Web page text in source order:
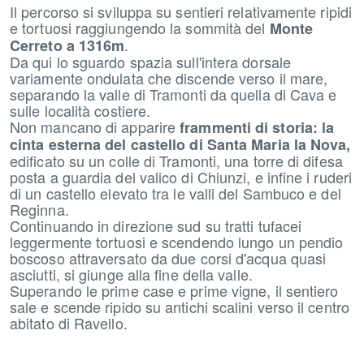
Il percorso si sviluppa su sentieri relativamente ripidi
e tortuosi raggiungendo la sommità del Monte
Cerreto a 1316m.
Da qui lo sguardo spazia sull'intera dorsale
variamente ondulata che discende verso il mare,
separando la valle di Tramonti da quella di Cava e
sulle località costiere.
Non mancano di apparireframmenti di storia: la
cinta esterna del castello di Santa Maria la Nova,
edificato su un colle di Tramonti, una torre di difesa
posta a guardia del valico di Chiunzi, e infine i ruderi
di un castello elevato tra le valli del Sambuco e del
Reginna.
Continuando in direzione sud su tratti tufacei
leggermente tortuosi e scendendo lungo un pendio
boscoso attraversato da due corsi d'acqua quasi
asciutti, si giunge alla fine della valle.
Superando le prime case e prime vigne, il sentiero
sale e scende ripido su antichi scalini verso il centro
abitato di Ravello.